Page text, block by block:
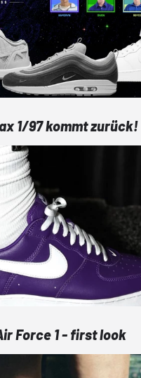
1/97 kommt zurück!
Force 1 - first look